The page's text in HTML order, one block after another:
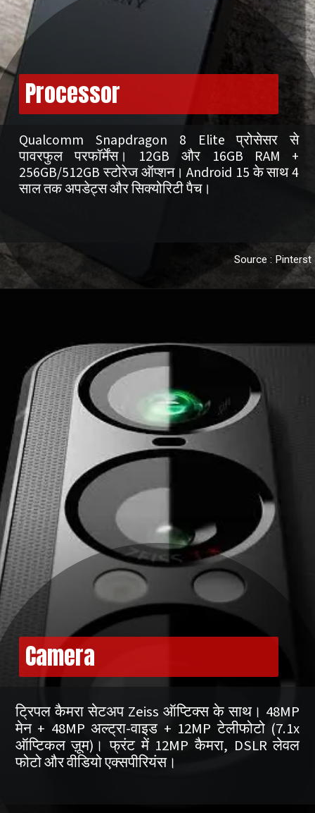
Processor
Qualcomm Snapdragon 8 Elite प्रोसेसर से
पावरफुल परफॉर्मेंस। 12GB और 16GB RAM +
256GB/512GB स्टोरेज ऑप्शन। Android 15 के साथ 4
साल तक अपडेट्स और सिक्योरिटी पैच।
Source : Pinterst
Camera
ट्रिपल कैमरा सेटअप Zeiss ऑप्टिक्स के साथ। 48MP
मेन + 48MP अल्ट्रा-वाइड + 12MP टेलीफोटो (7.1x
ऑप्टिकल ज़ूम)। फ्रंट में 12MP कैमरा, DSLR लेवल
फोटो और वीडियो एक्सपीरियंस।